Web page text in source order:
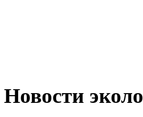
Новости